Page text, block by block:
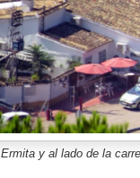
y al lado de la